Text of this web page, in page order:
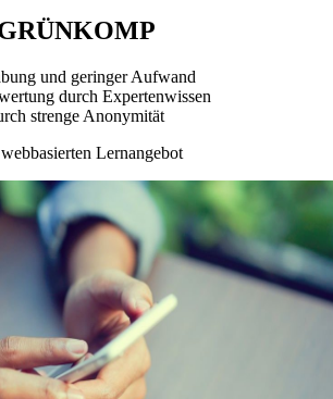
und geringer Aufwand
durch Expertenwissen
strenge Anonymität
Lernangebot